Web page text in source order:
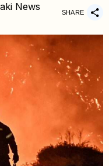
News SHARE